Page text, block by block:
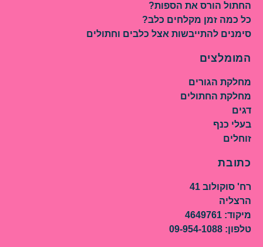
החתול הורס את הספות?
כל כמה זמן מקלחים כלב?
סימנים להתייבשות אצל כלבים וחתולים
המומלצים
מחלקת הגורים
מחלקת החתולים
דגים
בעלי כנף
זוחלים
כתובת
רח' סוקולוב 41
הרצליה
מיקוד: 4649761
טלפון: 09-954-1088